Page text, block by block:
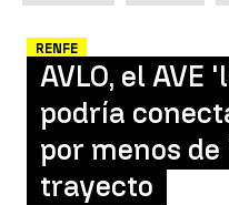
RENFE
AVLO, el AVE
podría
por menos de
trayecto